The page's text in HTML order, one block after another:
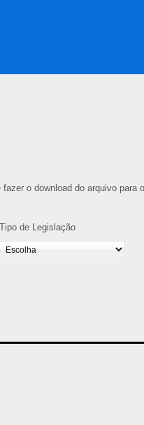
o download do arquivo para
Tipo de Legislação